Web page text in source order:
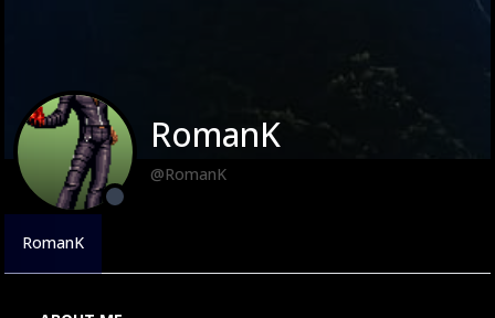
RomanK
@RomanK
RomanK